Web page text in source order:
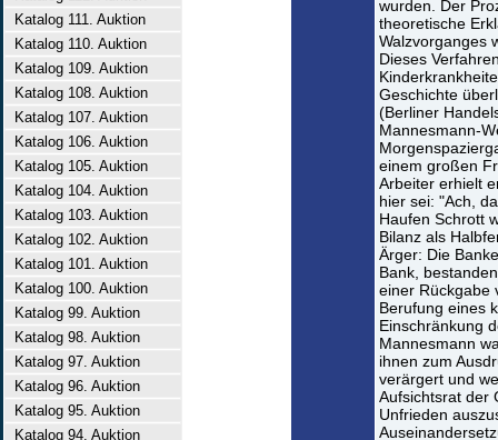
Katalog 111. Auktion
Katalog 110. Auktion
Katalog 109. Auktion
Katalog 108. Auktion
Katalog 107. Auktion
Katalog 106. Auktion
Katalog 105. Auktion
Katalog 104. Auktion
Katalog 103. Auktion
Katalog 102. Auktion
Katalog 101. Auktion
Katalog 100. Auktion
Katalog 99. Auktion
Katalog 98. Auktion
Katalog 97. Auktion
Katalog 96. Auktion
Katalog 95. Auktion
Katalog 94. Auktion
wurden. Der
theoretische
Walzvorganges
Dieses
Geschichte
(Berliner
Mannesmann-
einem großen
Arbeiter erhielt
hier sei: "Ach,
Haufen Schrott
Bilanz als
Ärger: Die
Bank,
einer Rückgabe
Berufung eines
Einschränkung
Mannesmann
ihnen zum
verärgert und
Aufsichtsrat der
Unfrieden